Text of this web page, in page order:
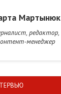
Мартынюк
редактор,
менеджер